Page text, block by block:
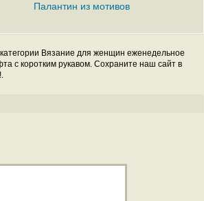
Палантин из мотивов
Вязание для женщин еженедельное
с коротким рукавом. Сохраните наш сайт в